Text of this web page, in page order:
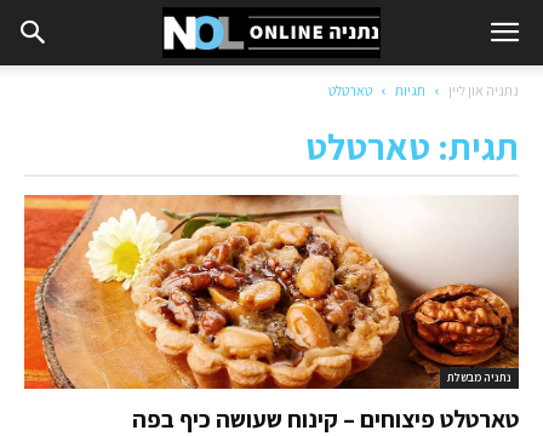
נתניה און ליין תגיות טארטלט
תגית: טארטלט
נתניה מבשלת
טארטלט פיצוחים – קינוח שעושה כיף בפה